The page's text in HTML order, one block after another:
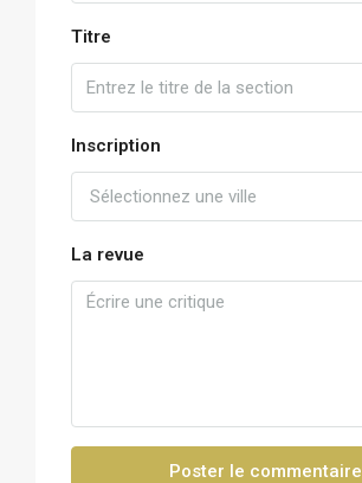
Titre
Inscription
Sélectionnez une ville
La revue
Poster le commentaire